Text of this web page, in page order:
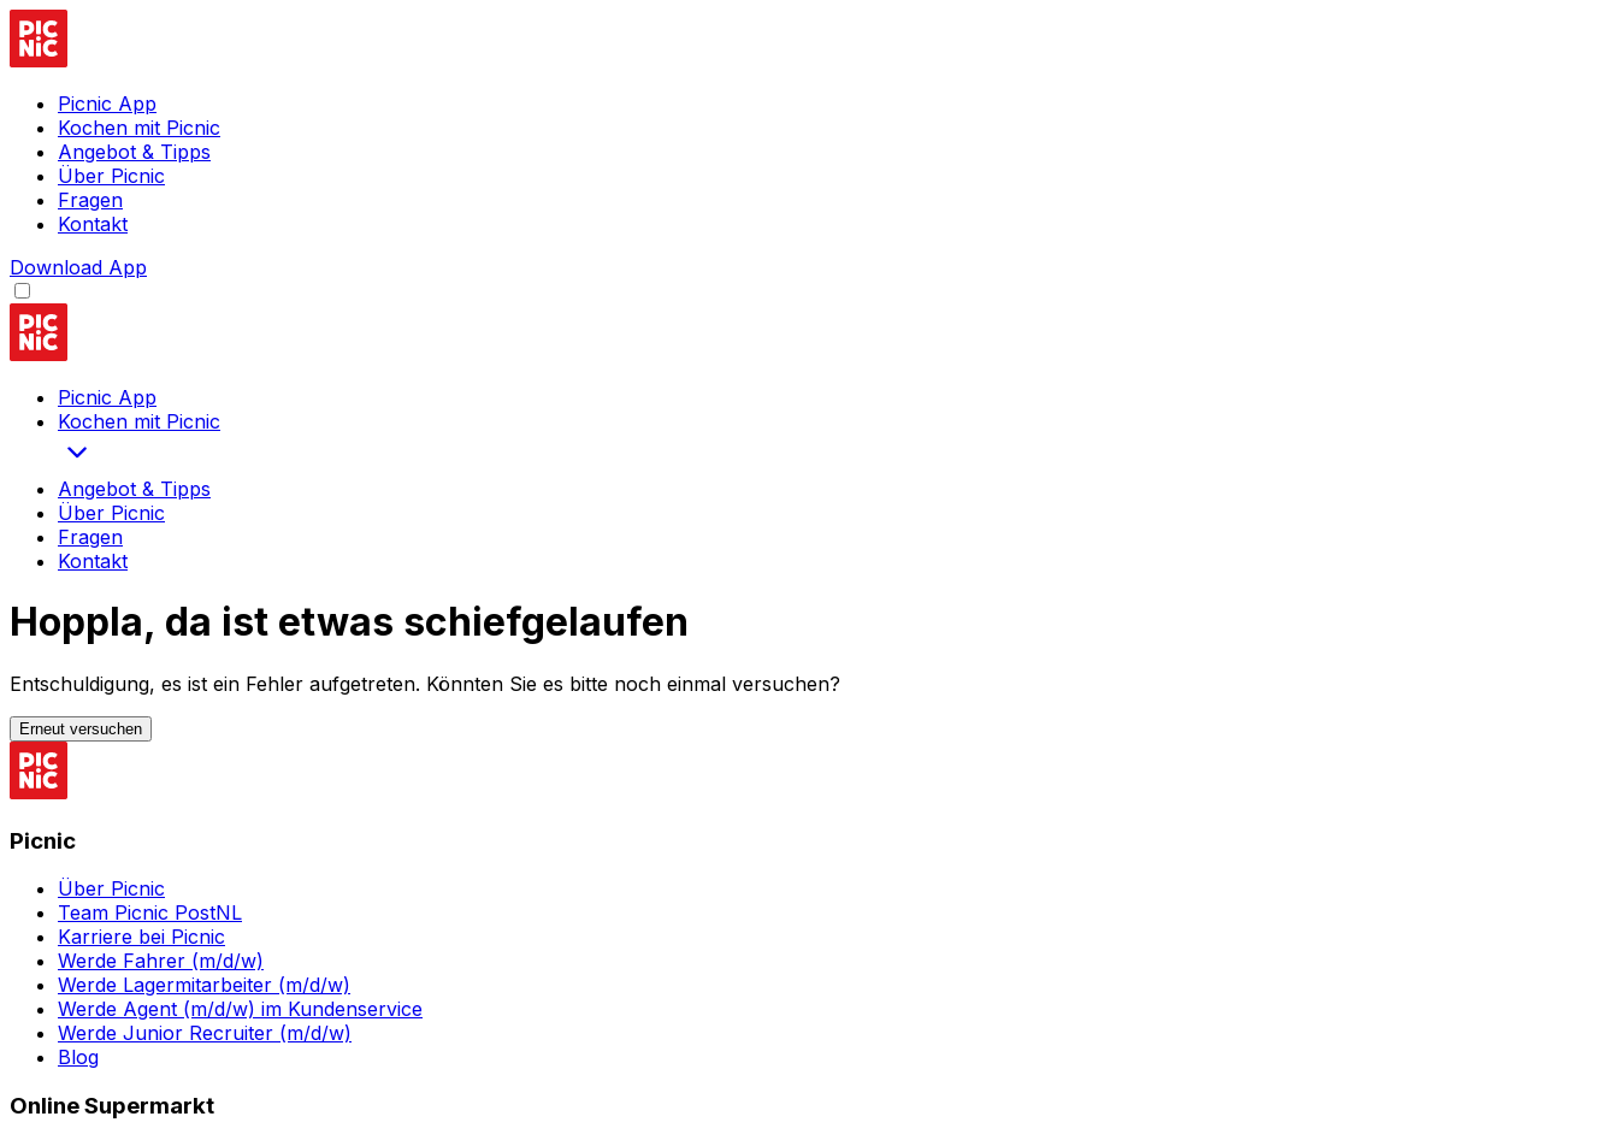
Picnic App
Kochen mit Picnic
Angebot & Tipps
Über Picnic
Fragen
Kontakt
Download App
Picnic App
Kochen mit Picnic
Angebot & Tipps
Über Picnic
Fragen
Kontakt
Hoppla, da ist etwas schiefgelaufen
Entschuldigung, es ist ein Fehler aufgetreten. Könnten Sie es bitte noch einmal versuchen?
Erneut versuchen
Picnic
Über Picnic
Team Picnic PostNL
Karriere bei Picnic
Werde Fahrer (m/d/w)
Werde Lagermitarbeiter (m/d/w)
Werde Agent (m/d/w) im Kundenservice
Werde Junior Recruiter (m/d/w)
Blog
Online Supermarkt